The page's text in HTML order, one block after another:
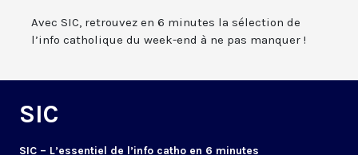
Avec SIC, retrouvez en 6 minutes la sélection de
l’info catholique du week-end à ne pas manquer !
SIC
SIC – L’essentiel de l’info catho en 6 minutes